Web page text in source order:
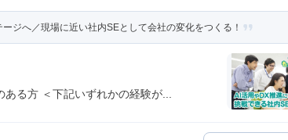
ジへ／現場に近い社内SEとして会社の変化をつくる！
る方 ＜下記いずれかの経験が...